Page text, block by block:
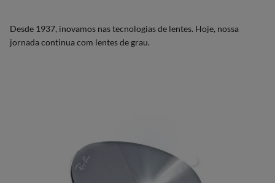
Desde 1937, inovamos nas tecnologias de lentes. Hoje, nossa
jornada continua com lentes de grau.